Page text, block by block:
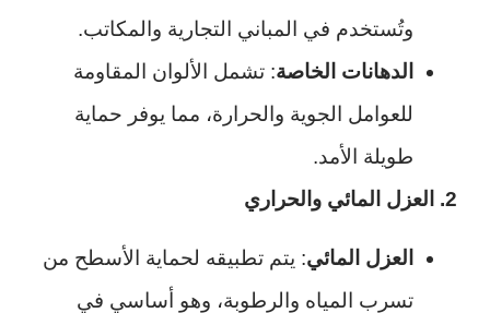
وتُستخدم في المباني التجارية والمكاتب.
الدهانات الخاصة: تشمل الألوان المقاومة
للعوامل الجوية والحرارة، مما يوفر حماية
طويلة الأمد.
2. العزل المائي والحراري
العزل المائي: يتم تطبيقه لحماية الأسطح من
تسرب المياه والرطوبة، وهو أساسي في